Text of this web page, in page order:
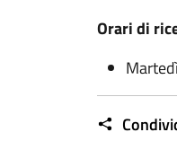
Orari di